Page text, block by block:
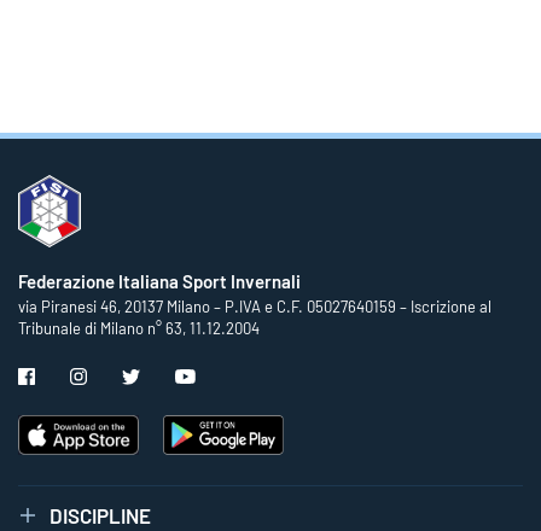
Federazione Italiana Sport Invernali
via Piranesi 46, 20137 Milano – P.IVA e C.F. 05027640159 – Iscrizione al
Tribunale di Milano n° 63, 11.12.2004
DISCIPLINE